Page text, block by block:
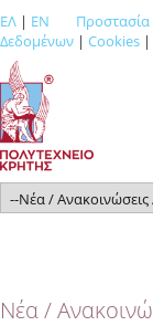
ΕΛ | EN
Δεδομένων | Cookies |
Νέα /